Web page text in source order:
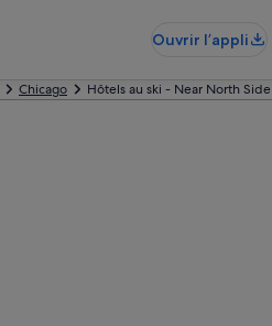
Ouvrir l’appli
Chicago Hôtels au ski - Near North Side